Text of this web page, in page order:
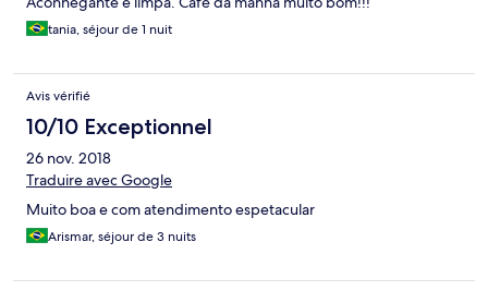
tania, séjour de 1 nuit
Avis vérifié
10/10 Exceptionnel
26 nov. 2018
Traduire avec Google
Muito boa e com atendimento espetacular
Arismar, séjour de 3 nuits